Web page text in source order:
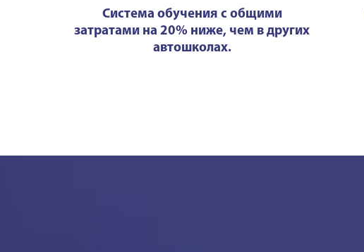
Система обучения с общими
затратами на 20% ниже, чем в других
автошколах.